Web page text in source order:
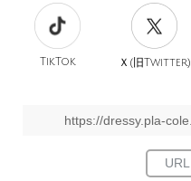
TikTok Ｘ(旧Twitter)
https://dressy.pla-